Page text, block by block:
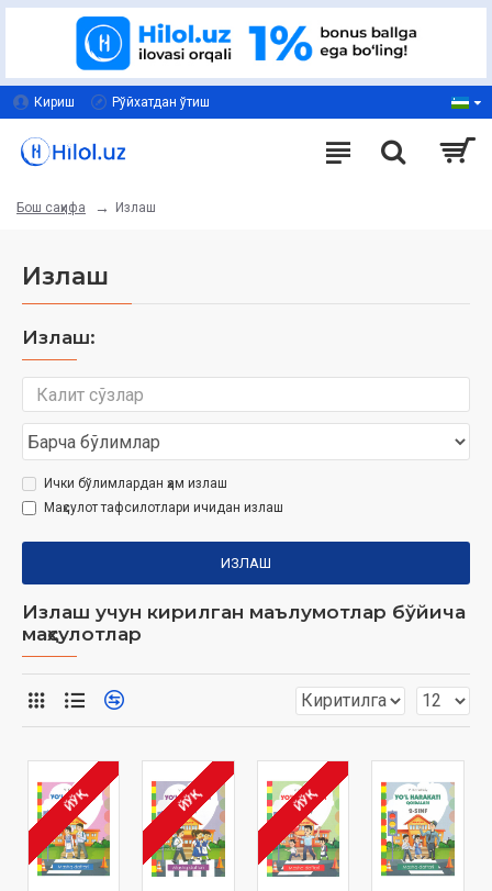
Кириш Рўйхатдан ўтиш
Бош саҳифа Излаш
Излаш
Излаш:
Ички бўлимлардан ҳам излаш
Маҳсулот тафсилотлари ичидан излаш
ИЗЛАШ
Излаш учун кирилган маълумотлар бўйича
маҳсулотлар
ЙЎҚ ЙЎҚ ЙЎҚ